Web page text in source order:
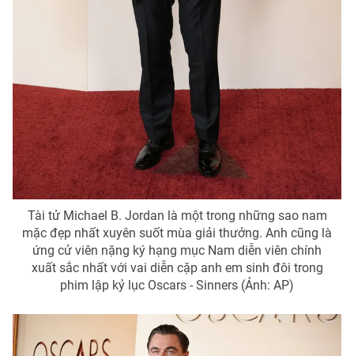
Tài tử Michael B. Jordan là một trong những sao nam
mặc đẹp nhất xuyên suốt mùa giải thưởng. Anh cũng là
ứng cử viên nặng ký hạng mục Nam diễn viên chính
xuất sắc nhất với vai diễn cặp anh em sinh đôi trong
phim lập kỷ lục Oscars - Sinners (Ảnh: AP)